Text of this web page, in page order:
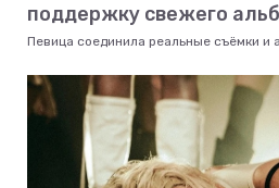
поддержку свежего
Певица соединила реальные съёмки и